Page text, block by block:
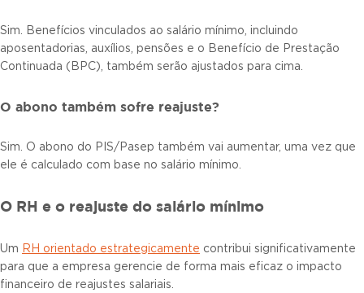
Sim. Benefícios vinculados ao salário mínimo, incluindo
aposentadorias, auxílios, pensões e o Benefício de Prestação
Continuada (BPC), também serão ajustados para cima.
O abono também sofre reajuste?
Sim. O abono do PIS/Pasep também vai aumentar, uma vez que
ele é calculado com base no salário mínimo.
O RH e o reajuste do salário mínimo
Um RH orientado estrategicamente contribui significativamente
para que a empresa gerencie de forma mais eficaz o impacto
financeiro de reajustes salariais.